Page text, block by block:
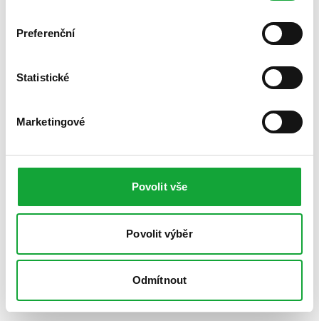
Preferenční
Statistické
Marketingové
Povolit vše
Povolit výběr
Odmítnout